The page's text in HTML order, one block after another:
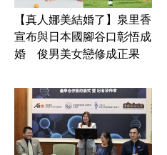
【真人娜美結婚了】泉里香
宣布與日本國腳谷口彰悟成
婚 俊男美女戀修成正果